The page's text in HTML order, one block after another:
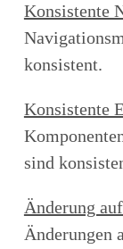
Konsistente
konsistent.
Konsistente
sind
Änderung
Änderungen